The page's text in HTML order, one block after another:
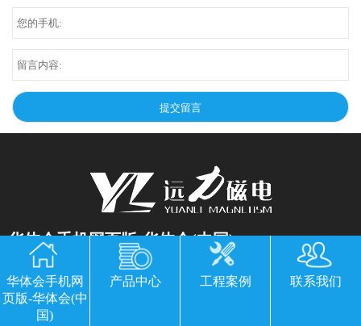
华体会手机网页版-华体会(中国)
公司地址：山东临朐县经济开发区北环路
电话：13869611251 郭经理 微信同号
传真：0536-3435877
华体会手机网
页版-华体会(中
国)
产品中心 工程案例 联系我们